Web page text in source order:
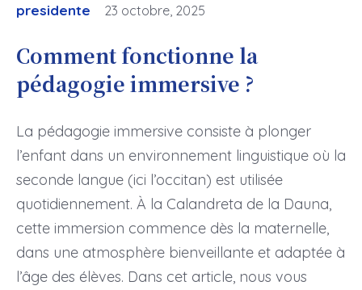
presidente
23 octobre, 2025
Comment fonctionne la
pédagogie immersive ?
La pédagogie immersive consiste à plonger
l’enfant dans un environnement linguistique où la
seconde langue (ici l’occitan) est utilisée
quotidiennement. À la Calandreta de la Dauna,
cette immersion commence dès la maternelle,
dans une atmosphère bienveillante et adaptée à
l’âge des élèves. Dans cet article, nous vous